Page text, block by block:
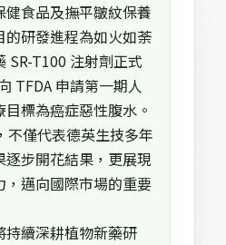
健食品及撫平皺紋保養
的研發進程為如火如荼
SR-T100 注射劑正式
TFDA 申請第一期人
標為癌症惡性腹水。
不僅代表德英生技多年
步開花結果，更展現
，邁向國際市場的重要
續深耕植物新藥研